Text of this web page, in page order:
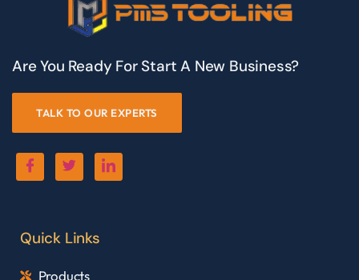
Are You Ready For Start A New Business?
TALK TO OUR EXPERTS
Quick Links
Products